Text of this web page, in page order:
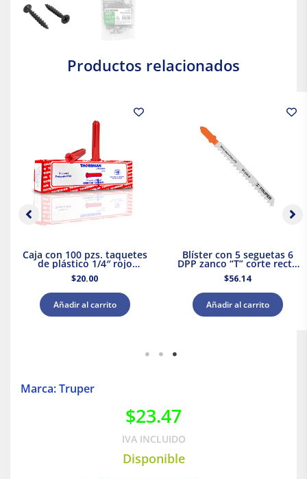
Productos relacionados
Caja con 100 pzs. taquetes
de plástico 1/4″ rojo
Thorsman
$20.00
Añadir al carrito
Blíster con 5 seguetas 6
DPP zanco “T” corte recto
madera Truper
$56.14
Añadir al carrito
Marca: Truper
$23.47
IVA INCLUIDO
Disponible